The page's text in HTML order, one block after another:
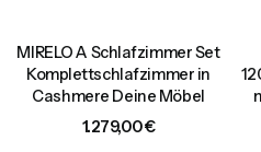
MIRELO A Schlafzimmer Set
Komplettschlafzimmer in
Cashmere Deine Möbel
Preis
1.279,00 €